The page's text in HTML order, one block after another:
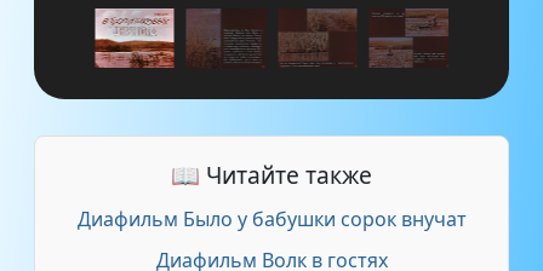
📖 Читайте также
Диафильм Было у бабушки сорок внучат
Диафильм Волк в гостях